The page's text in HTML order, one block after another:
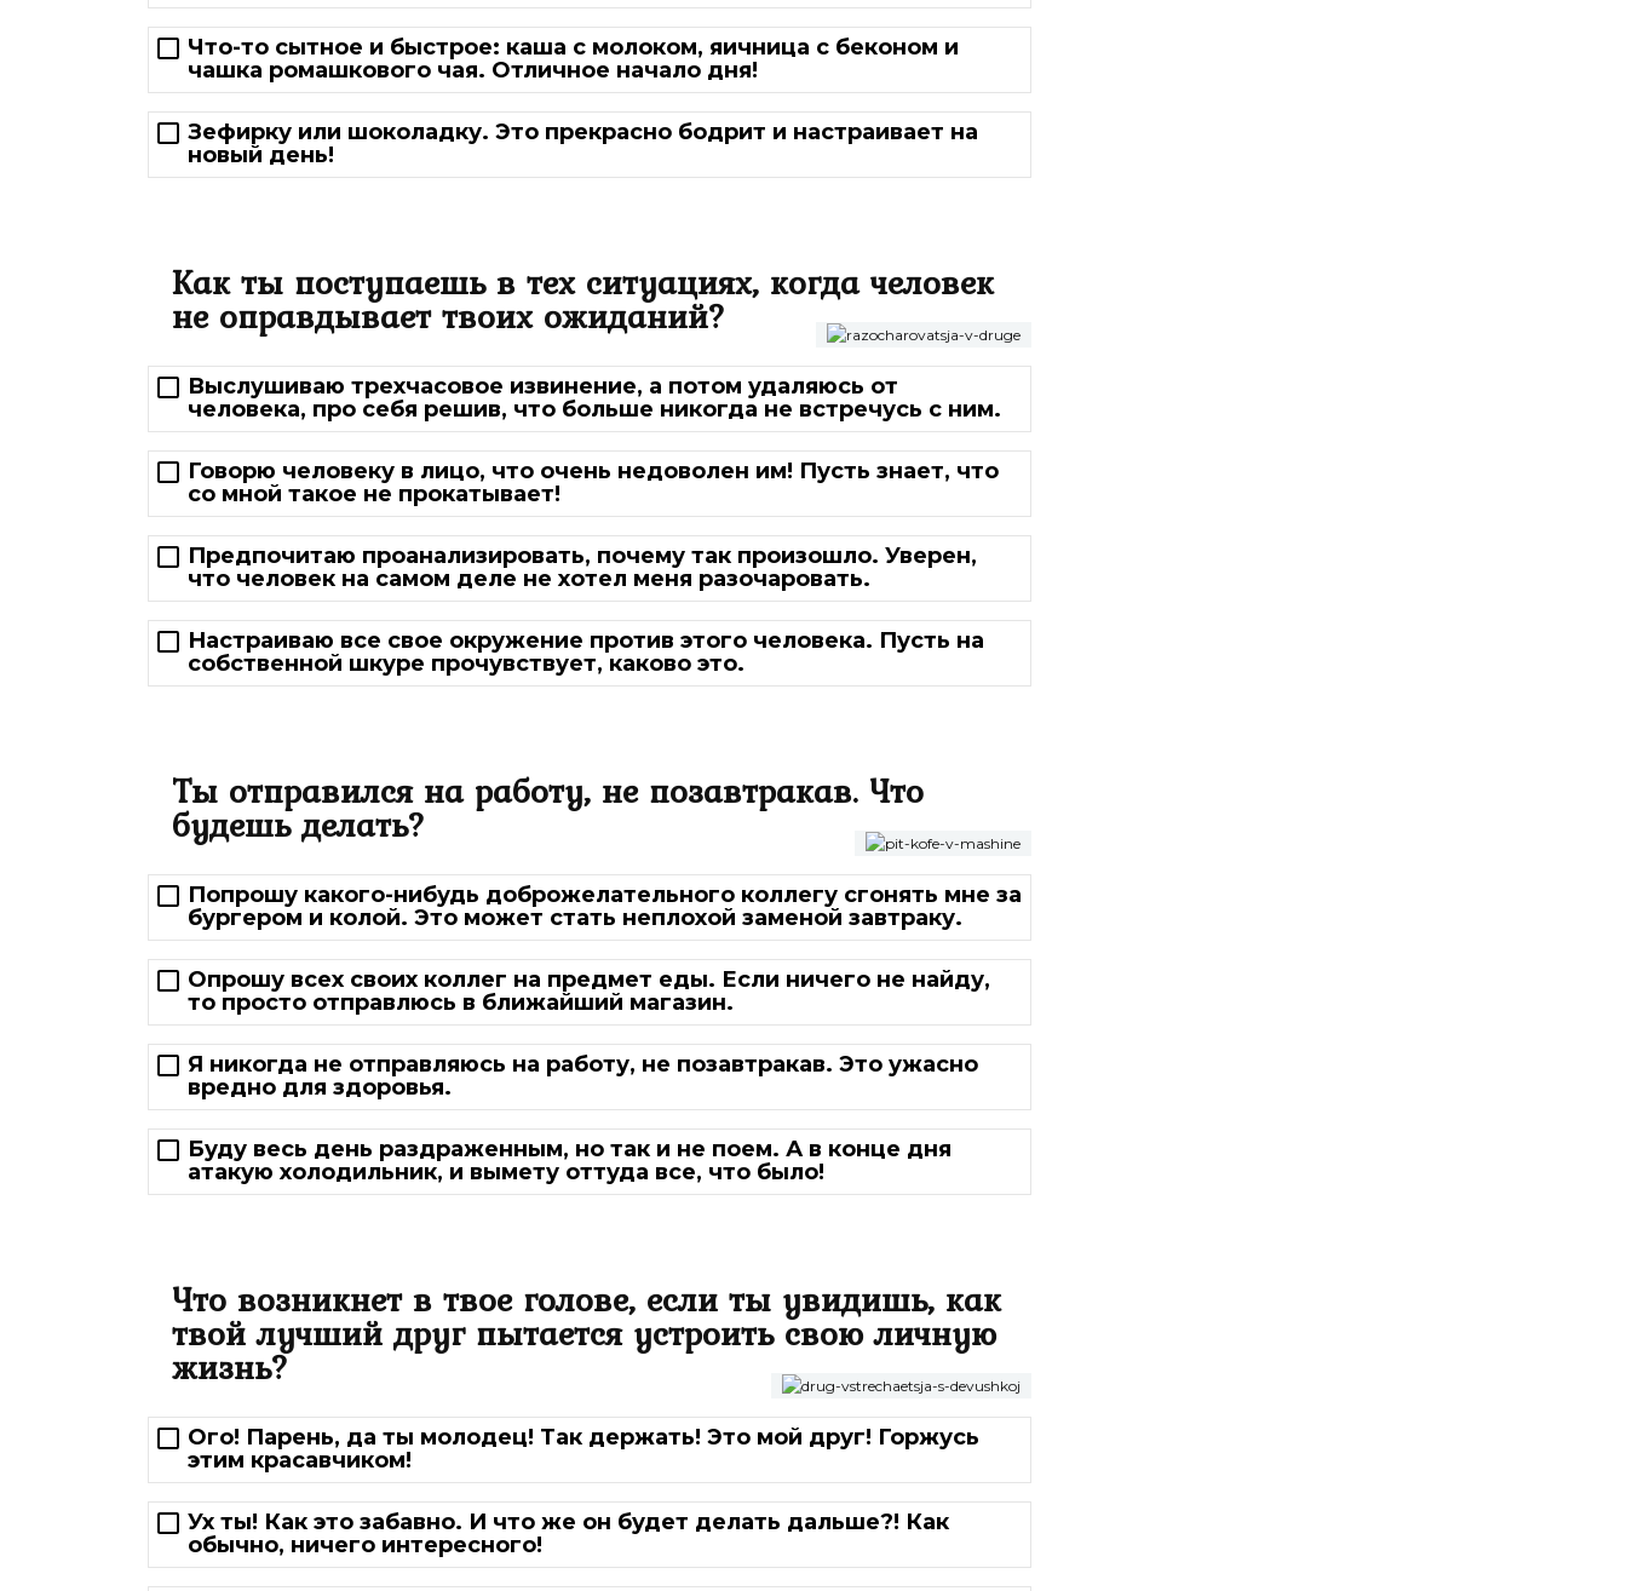
Что-то сытное и быстрое: каша с молоком, яичница с беконом и
чашка ромашкового чая. Отличное начало дня!
Зефирку или шоколадку. Это прекрасно бодрит и настраивает на
новый день!
Как ты поступаешь в тех ситуациях, когда человек
не оправдывает твоих ожиданий?
Выслушиваю трехчасовое извинение, а потом удаляюсь от
человека, про себя решив, что больше никогда не встречусь с ним.
Говорю человеку в лицо, что очень недоволен им! Пусть знает, что
со мной такое не прокатывает!
Предпочитаю проанализировать, почему так произошло. Уверен,
что человек на самом деле не хотел меня разочаровать.
Настраиваю все свое окружение против этого человека. Пусть на
собственной шкуре прочувствует, каково это.
Ты отправился на работу, не позавтракав. Что
будешь делать?
Попрошу какого-нибудь доброжелательного коллегу сгонять мне за
бургером и колой. Это может стать неплохой заменой завтраку.
Опрошу всех своих коллег на предмет еды. Если ничего не найду,
то просто отправлюсь в ближайший магазин.
Я никогда не отправляюсь на работу, не позавтракав. Это ужасно
вредно для здоровья.
Буду весь день раздраженным, но так и не поем. А в конце дня
атакую холодильник, и вымету оттуда все, что было!
Что возникнет в твое голове, если ты увидишь, как
твой лучший друг пытается устроить свою личную
жизнь?
Ого! Парень, да ты молодец! Так держать! Это мой друг! Горжусь
этим красавчиком!
Ух ты! Как это забавно. И что же он будет делать дальше?! Как
обычно, ничего интересного!